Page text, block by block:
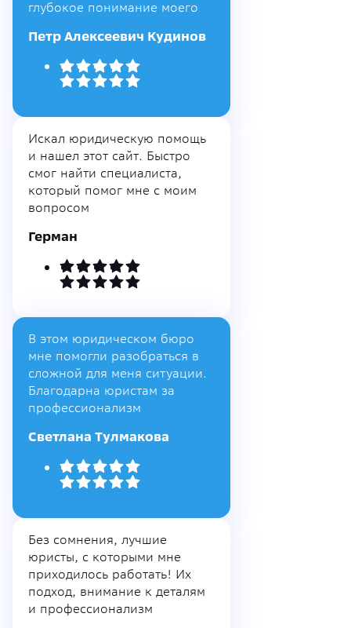
глубокое понимание моего
Петр Алексеевич Кудинов
Искал юридическую помощь
и нашел этот сайт. Быстро
смог найти специалиста,
который помог мне с моим
вопросом
Герман
В этом юридическом бюро
мне помогли разобраться в
сложной для меня ситуации.
Благодарна юристам за
профессионализм
Светлана Тулмакова
Без сомнения, лучшие
юристы, с которыми мне
приходилось работать! Их
подход, внимание к деталям
и профессионализм